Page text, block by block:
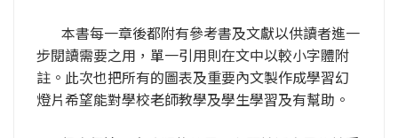
本書每一章後都附有參考書及文獻以供讀者進一
步閱讀需要之用，單一引用則在文中以較小字體附
註。此次也把所有的圖表及重要內文製作成學習幻
燈片希望能對學校老師教學及學生學習及有幫助。